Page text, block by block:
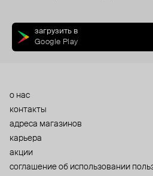
загрузить в
Google Play
о нас
контакты
адреса магазинов
карьера
акции
cоглашение об использовании